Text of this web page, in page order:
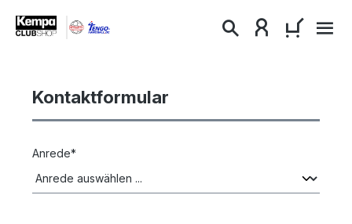
springen
Kontaktformular
Anrede*